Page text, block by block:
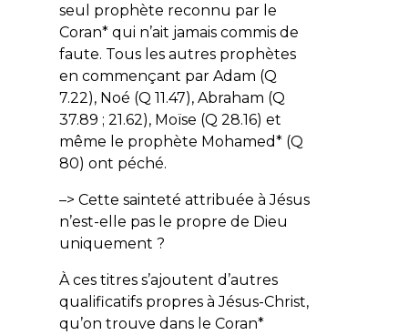
seul prophète reconnu par le
Coran* qui n’ait jamais commis de
faute. Tous les autres prophètes
en commençant par Adam (Q
7.22), Noé (Q 11.47), Abraham (Q
37.89 ; 21.62), Moïse (Q 28.16) et
même le prophète Mohamed* (Q
80) ont péché.
–> Cette sainteté attribuée à Jésus
n’est-elle pas le propre de Dieu
uniquement ?
À ces titres s’ajoutent d’autres
qualificatifs propres à Jésus-Christ,
qu’on trouve dans le Coran*